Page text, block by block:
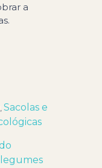
a
,Sacolas e